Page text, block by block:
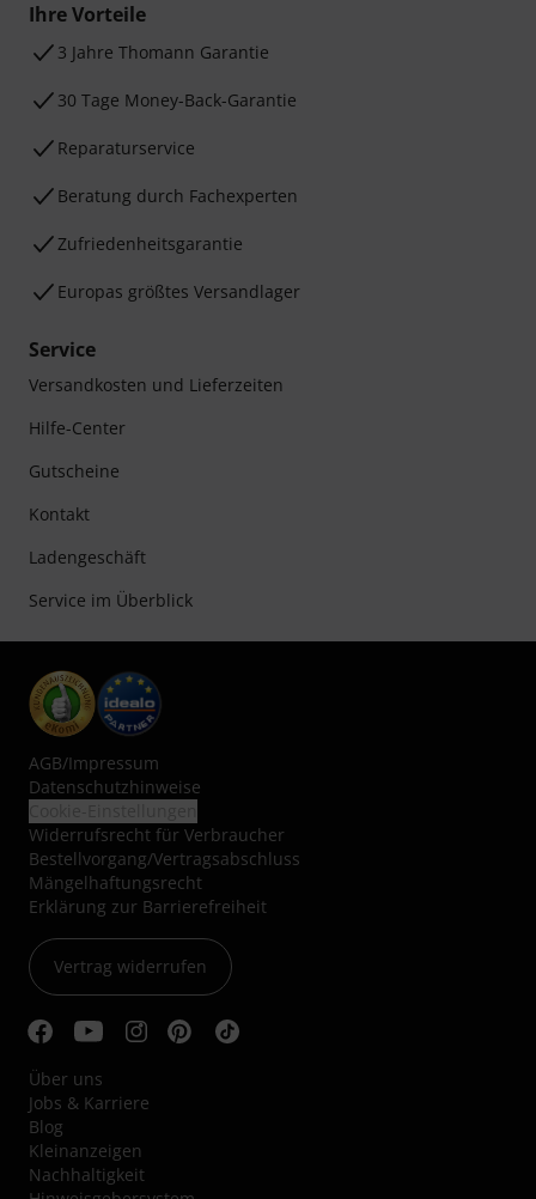
Ihre Vorteile
3 Jahre Thomann Garantie
30 Tage Money-Back-Garantie
Reparaturservice
Beratung durch Fachexperten
Zufriedenheitsgarantie
Europas größtes Versandlager
Service
Versandkosten und Lieferzeiten
Hilfe-Center
Gutscheine
Kontakt
Ladengeschäft
Service im Überblick
AGB/Impressum
Datenschutzhinweise
Widerrufsrecht für Verbraucher
Bestellvorgang/Vertragsabschluss
Mängelhaftungsrecht
Erklärung zur Barrierefreiheit
Vertrag widerrufen
Über uns
Jobs & Karriere
Blog
Kleinanzeigen
Nachhaltigkeit